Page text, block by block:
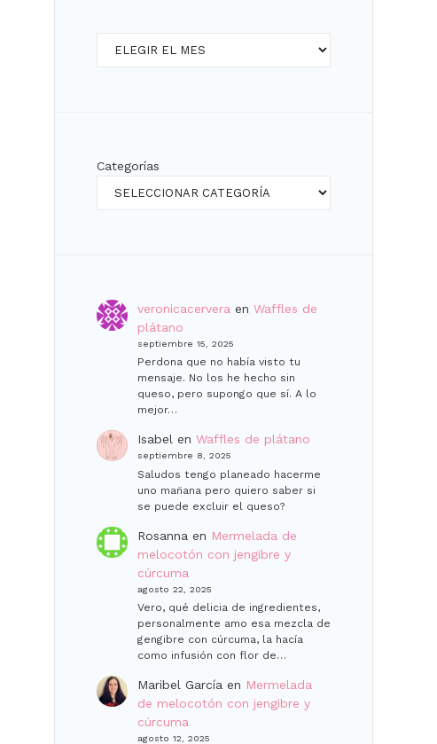
Categorías
veronicacervera en Waffles de
plátano
septiembre 15, 2025
Perdona que no había visto tu
mensaje. No los he hecho sin
queso, pero supongo que sí. A lo
mejor…
Isabelen Waffles de plátano
septiembre 8, 2025
Saludos tengo planeado hacerme
uno man̈ana pero quiero saber si
se puede excluir el queso?
Rosanna en Mermelada de
melocotón con jengibre y
cúrcuma
agosto 22, 2025
Vero, qué delicia de ingredientes,
personalmente amo esa mezcla de
gengibre con cúrcuma, la hacía
como infusión con flor de…
Maribel Garcíaen Mermelada
de melocotón con jengibre y
cúrcuma
agosto 12, 2025